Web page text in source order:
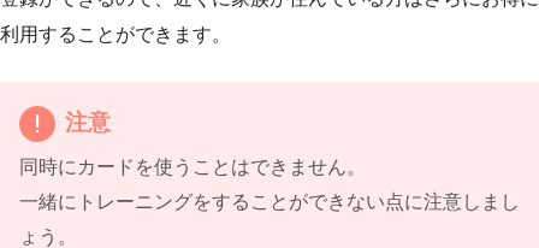
利用することができます。
注意
同時にカードを使うことはできません。
一緒にトレーニングをすることができない点に注意しまし
ょう。